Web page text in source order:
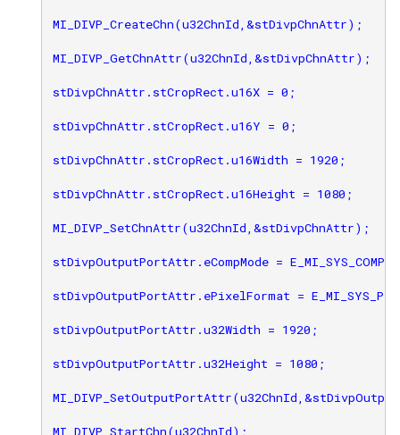
MI_DIVP_CreateChn(u32ChnId,&stDivpChnAttr);
MI_DIVP_GetChnAttr(u32ChnId,&stDivpChnAttr);
stDivpChnAttr.stCropRect.u16X = 0;
stDivpChnAttr.stCropRect.u16Y = 0;
stDivpChnAttr.stCropRect.u16Width = 1920;
stDivpChnAttr.stCropRect.u16Height = 1080;
MI_DIVP_SetChnAttr(u32ChnId,&stDivpChnAttr);
stDivpOutputPortAttr.eCompMode =
stDivpOutputPortAttr.ePixelFormat =
stDivpOutputPortAttr.u32Width = 1920;
stDivpOutputPortAttr.u32Height = 1080;
MI_DIVP_StartChn(u32ChnId);